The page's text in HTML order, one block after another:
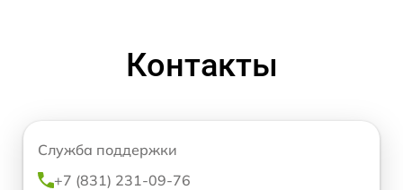
Контакты
Служба поддержки
+7 (831) 231-09-76